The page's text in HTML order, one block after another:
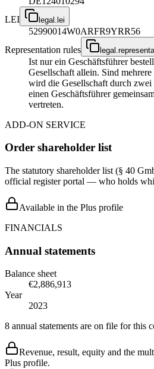
LEI
legal.lei
52990014W0ARFR9YRR56
Representation rules
Ist nur ein Geschäftsführer
Gesellschaft allein. Sind
wird die Gesellschaft durch zwei
einen Geschäftsführer
vertreten.
ADD-ON SERVICE
Order shareholder list
The statutory shareholder list (§ 40
official register portal — who holds
Available in the Plus profile
FINANCIALS
Annual statements
Balance sheet
€2,886,913
Year
2023
8 annual statements are on file for this
Revenue, result, equity and the
Plus profile.